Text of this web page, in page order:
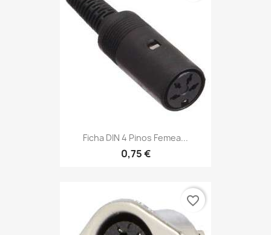
Ficha DIN 4 Pinos Femea...
0,75 €
favorite_border